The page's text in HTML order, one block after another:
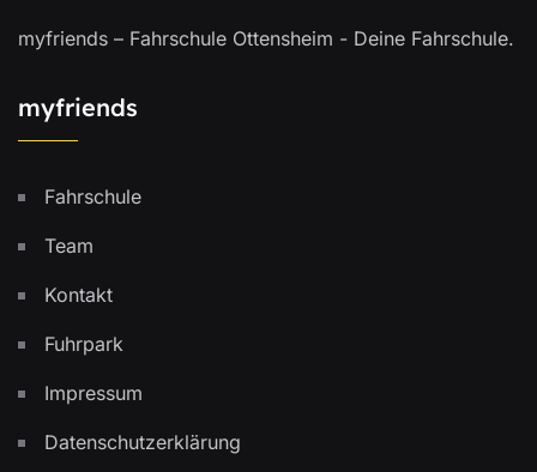
myfriends – Fahrschule Ottensheim - Deine Fahrschule.
myfriends
Fahrschule
Team
Kontakt
Fuhrpark
Impressum
Datenschutzerklärung